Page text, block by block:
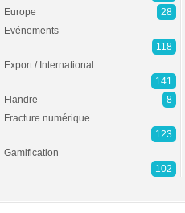
Europe
28
Evénements
118
Export / International
141
Flandre
8
Fracture numérique
123
Gamification
102